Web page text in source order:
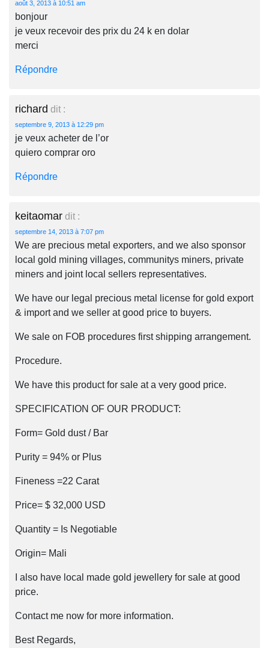
août 3, 2013 à 10:51 am
bonjour
je veux recevoir des prix du 24 k en dolar
merci
Répondre
richard dit :
septembre 9, 2013 à 12:29 pm
je veux acheter de l’or
quiero comprar oro
Répondre
keitaomar dit :
septembre 14, 2013 à 7:07 pm
We are precious metal exporters, and we also sponsor
local gold mining villages, communitys miners, private
miners and joint local sellers representatives.
We have our legal precious metal license for gold export
& import and we seller at good price to buyers.
We sale on FOB procedures first shipping arrangement.
Procedure.
We have this product for sale at a very good price.
SPECIFICATION OF OUR PRODUCT:
Form= Gold dust / Bar
Purity = 94% or Plus
Fineness =22 Carat
Price= $ 32,000 USD
Quantity = Is Negotiable
Origin= Mali
I also have local made gold jewellery for sale at good
price.
Contact me now for more information.
Best Regards,